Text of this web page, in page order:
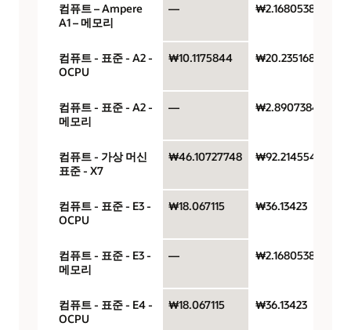
컴퓨트 – Ampere
A1 – 메모리
— ₩2.1680538
컴퓨트 - 표준 - A2 -
OCPU
₩10.1175844 ₩20.2351688
컴퓨트 - 표준 - A2 -
메모리
— ₩2.8907384
컴퓨트 - 가상 머신
표준 - X7
₩46.10727748 ₩92.21455496
컴퓨트 - 표준 - E3 -
OCPU
₩18.067115 ₩36.13423
컴퓨트 - 표준 - E3 -
메모리
— ₩2.1680538
컴퓨트 - 표준 - E4 -
OCPU
₩18.067115 ₩36.13423